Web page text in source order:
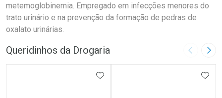
metemoglobinemia. Empregado em infecções menores do
trato urinário e na prevenção da formação de pedras de
oxalato urinárias.
Queridinhos da Drogaria Imagem
ADICIONAR AOS FAVORITOS